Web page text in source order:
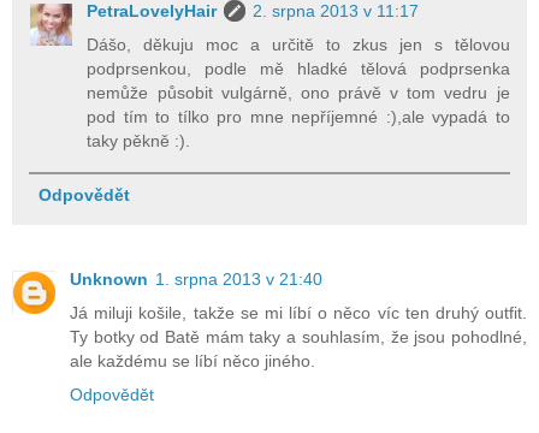
PetraLovelyHair
2. srpna 2013 v 11:17
Dášo, děkuju moc a určitě to zkus jen s tělovou
podprsenkou, podle mě hladké tělová podprsenka
nemůže působit vulgárně, ono právě v tom vedru je
pod tím to tílko pro mne nepříjemné :),ale vypadá to
taky pěkně :).
Odpovědět
Unknown 1. srpna 2013 v 21:40
Já miluji košile, takže se mi líbí o něco víc ten druhý outfit.
Ty botky od Batě mám taky a souhlasím, že jsou pohodlné,
ale každému se líbí něco jiného.
Odpovědět